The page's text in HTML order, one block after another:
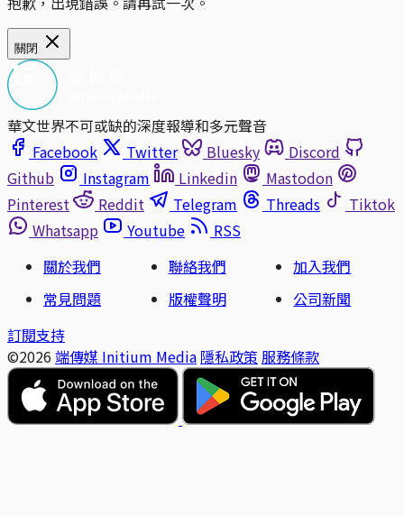
關閉
華文世界不可或缺的深度報導和多元聲音
Facebook
Twitter Bluesky
Discord
Github
Instagram Linkedin
Mastodon
Pinterest
Reddit Telegram Threads
Tiktok
Whatsapp
Youtube
RSS
關於我們
聯絡我們
加入我們
常見問題
版權聲明
公司新聞
訂閱支持
©2026 端傳媒 Initium Media 隱私政策 服務條款